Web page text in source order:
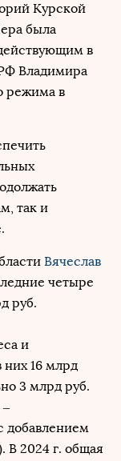
Курской
была
в
Владимира
режима в
так и
Вячеслав
четыре
руб.
и
16 млрд
3 млрд руб.
добавлением
В 2024 г. общая